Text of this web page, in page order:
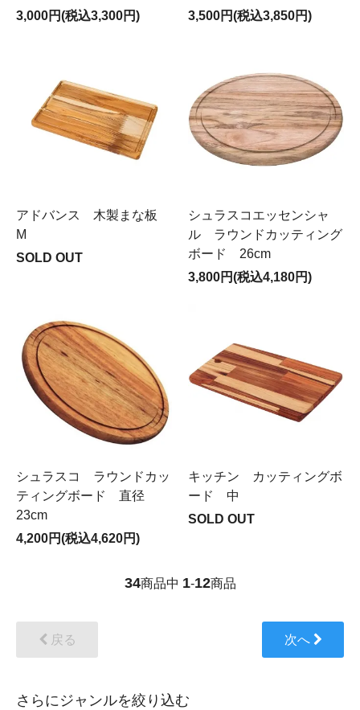
3,000円(税込3,300円)
3,500円(税込3,850円)
アドバンス 木製まな板
M
SOLD OUT
シュラスコエッセンシャ
ル ラウンドカッティング
ボード 26cm
3,800円(税込4,180円)
シュラスコ ラウンドカッ
ティングボード 直径
23cm
4,200円(税込4,620円)
キッチン カッティングボ
ード 中
SOLD OUT
34商品中 1-12商品
戻る 次へ
さらにジャンルを絞り込む